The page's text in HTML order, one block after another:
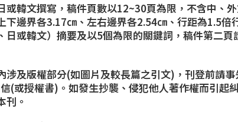
或韓文撰寫，稿件頁數以12~30頁為限，不含中、
下邊界各3.17㎝、左右邊界各2.54㎝、行距為1.5倍
日或韓文）摘要及以5個為限的關鍵詞，稿件第二
涉及版權部分(如圖片及較長篇之引文)，刊登前請
(或授權書)。如發生抄襲、侵犯他人著作權而引起
刊。